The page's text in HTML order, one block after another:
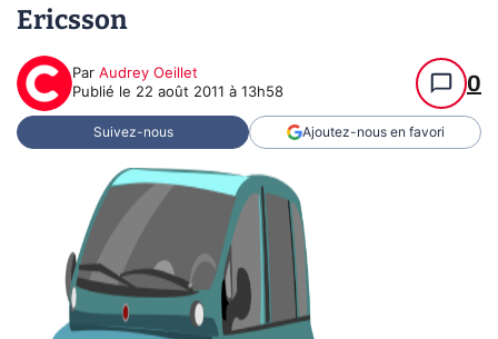
Ericsson
Par Audrey Oeillet
Publié le 22 août 2011 à 13h58 0
Suivez-nous Ajoutez-nous en favori